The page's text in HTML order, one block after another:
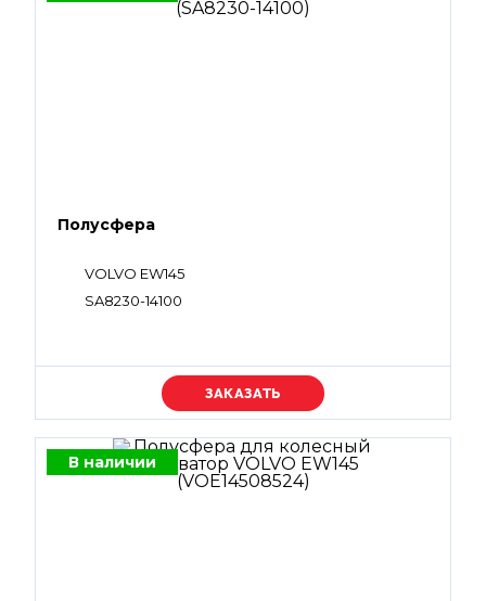
Полусфера
VOLVO EW145
SA8230-14100
Уточняйте цену
В наличии